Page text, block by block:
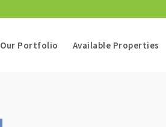
Our Portfolio Available Properties